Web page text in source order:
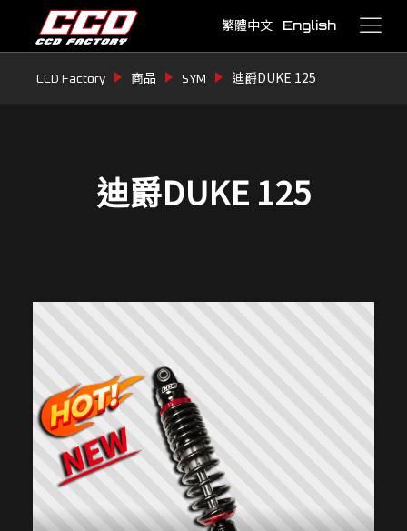
繁體中文 English
CCD Factory 商品 SYM 迪爵DUKE 125
迪爵DUKE 125